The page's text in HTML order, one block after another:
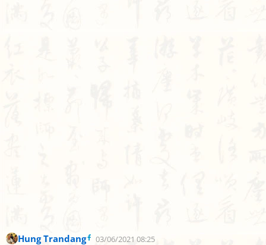
Hung Trandang
03/06/2021 08:25